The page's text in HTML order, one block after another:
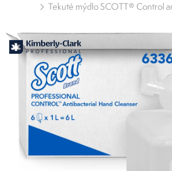
Tekuté mýdlo SCOTT® Control